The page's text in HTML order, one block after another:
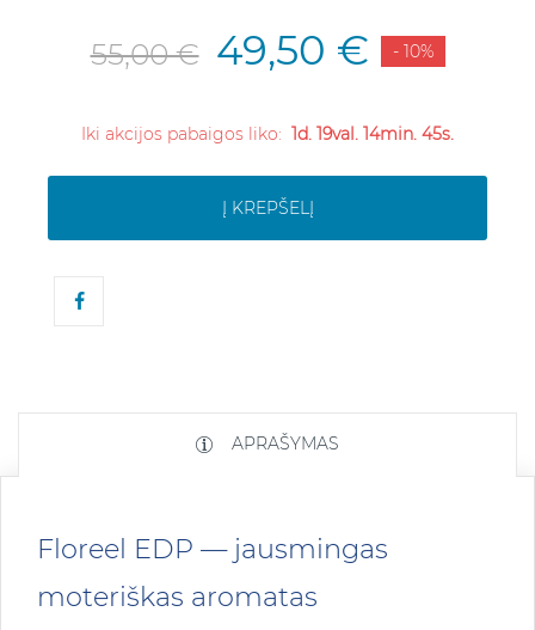
55,00 € 49,50 € - 10%
Iki akcijos pabaigos liko: 1d. 19val. 14min. 45s.
Į KREPŠELĮ
APRAŠYMAS
Floreel EDP — jausmingas
moteriškas aromatas